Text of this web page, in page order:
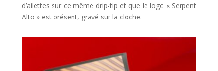
d’ailettes sur ce même drip-tip et que le logo « Serpent
Alto » est présent, gravé sur la cloche.